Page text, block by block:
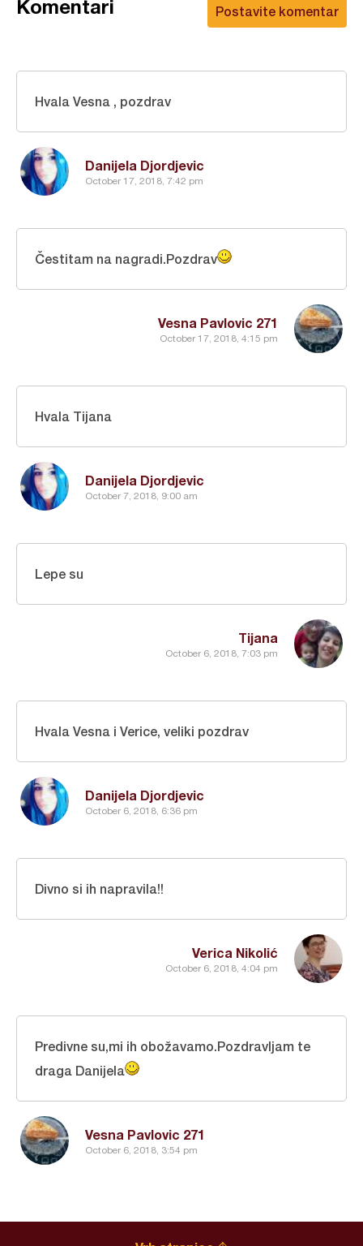
Postavite komentar
Komentari
Danijela Djordjevic
October 17, 2018, 7:42 pm
Hvala Vesna , pozdrav
Vesna Pavlovic 271
October 17, 2018, 4:15 pm
Čestitam na nagradi.Pozdrav
Danijela Djordjevic
October 7, 2018, 9:00 am
Hvala Tijana
Tijana
October 6, 2018, 7:03 pm
Lepe su
Danijela Djordjevic
October 6, 2018, 6:36 pm
Hvala Vesna i Verice, veliki pozdrav
Verica Nikolić
October 6, 2018, 4:04 pm
Divno si ih napravila!!
Vesna Pavlovic 271
October 6, 2018, 3:54 pm
Predivne su,mi ih obožavamo.Pozdravljam te
draga Danijela